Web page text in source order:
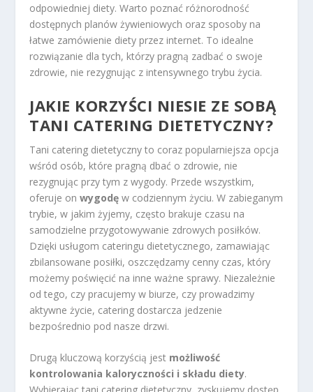
odpowiedniej diety. Warto poznać różnorodność
dostępnych planów żywieniowych oraz sposoby na
łatwe zamówienie diety przez internet. To idealne
rozwiązanie dla tych, którzy pragną zadbać o swoje
zdrowie, nie rezygnując z intensywnego trybu życia.
JAKIE KORZYŚCI NIESIE ZE SOBĄ
TANI CATERING DIETETYCZNY?
Tani catering dietetyczny to coraz popularniejsza opcja
wśród osób, które pragną dbać o zdrowie, nie
rezygnując przy tym z wygody. Przede wszystkim,
oferuje onwygodę w codziennym życiu. W zabieganym
trybie, w jakim żyjemy, często brakuje czasu na
samodzielne przygotowywanie zdrowych posiłków.
Dzięki usługom cateringu dietetycznego, zamawiając
zbilansowane posiłki, oszczędzamy cenny czas, który
możemy poświęcić na inne ważne sprawy. Niezależnie
od tego, czy pracujemy w biurze, czy prowadzimy
aktywne życie, catering dostarcza jedzenie
bezpośrednio pod nasze drzwi.
Drugą kluczową korzyścią jest możliwość
kontrolowania kaloryczności i składu diety.